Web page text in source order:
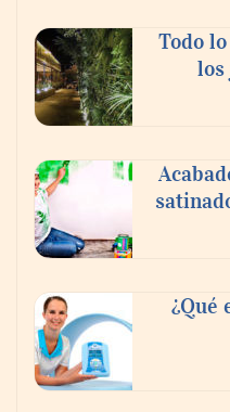
Danfoss adelanta
climático y reduce
%
Todo
los
¿Qué